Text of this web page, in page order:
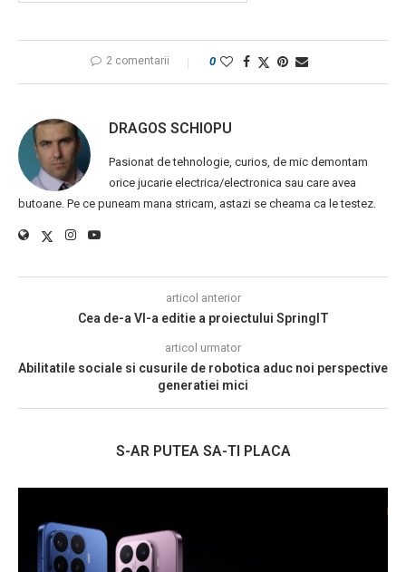
2 comentarii 0
DRAGOS SCHIOPU
Pasionat de tehnologie, curios, de mic demontam
orice jucarie electrica/electronica sau care avea
butoane. Pe ce puneam mana stricam, astazi se cheama ca le testez.
articol anterior
Cea de-a VI-a editie a proiectului SpringIT
articol urmator
Abilitatile sociale si cusurile de robotica aduc noi perspective
generatiei mici
S-AR PUTEA SA-TI PLACA